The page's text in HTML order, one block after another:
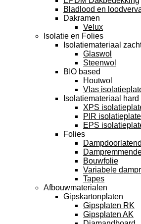
Bladlood en
Dakramen
Velux
Isolatie en Folies
Isolatiemateriaal
Glaswol
Steenwol
BIO based
Houtwol
Vlas
Isolatiemateriaal hard
XPS
PIR
EPS
Folies
Bouwfolie
Variabele
Tapes
Afbouwmaterialen
Gipskartonplaten
Gipsplaten RK
Gipsplaten AK